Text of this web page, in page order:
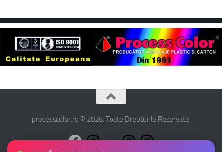
processcolor.ro © 2026. Toate Drepturile Rezervate.